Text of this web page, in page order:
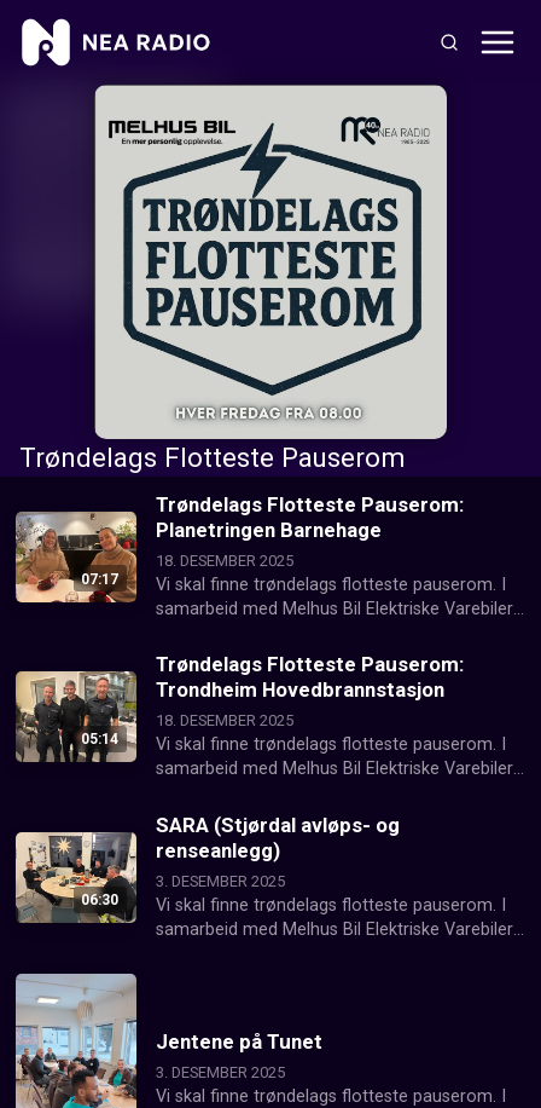
Trøndelags Flotteste Pauserom
07:17
Trøndelags Flotteste Pauserom:
Planetringen Barnehage
18. DESEMBER 2025
Vi skal finne trøndelags flotteste pauserom. I
samarbeid med Melhus Bil Elektriske Varebiler
Denne gangen var det Planetringen Barnehage
som fikk besøk av Nea Radio.
05:14
Trøndelags Flotteste Pauserom:
Trondheim Hovedbrannstasjon
18. DESEMBER 2025
Vi skal finne trøndelags flotteste pauserom. I
samarbeid med Melhus Bil Elektriske Varebiler
Denne gangen var det SARA som fikk besøk av
Nea Radio.
06:30
SARA (Stjørdal avløps- og
renseanlegg)
3. DESEMBER 2025
Vi skal finne trøndelags flotteste pauserom. I
samarbeid med Melhus Bil Elektriske Varebiler
Jentene på Tunet
3. DESEMBER 2025
Vi skal finne trøndelags flotteste pauserom. I